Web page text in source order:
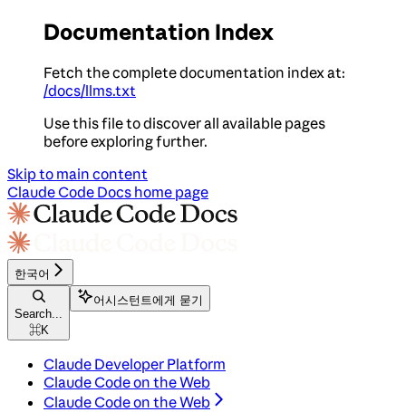
Documentation Index
Fetch the complete documentation index at:
/docs/llms.txt
Use this file to discover all available pages
before exploring further.
Skip to main content
Claude Code Docs home page
한국어
Search...
⌘K
어시스턴트에게 묻기
Claude Developer Platform
Claude Code on the Web
Claude Code on the Web